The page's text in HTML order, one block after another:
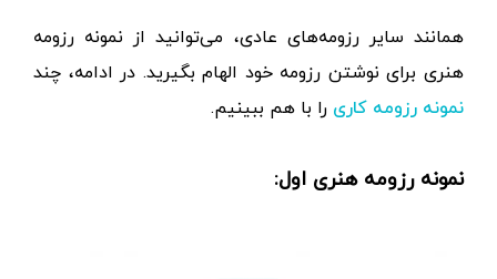
همانند سایر رزومه‌های عادی، می‌توانید از نمونه رزومه
هنری برای نوشتن رزومه خود الهام بگیرید. در ادامه، چند
نمونه رزومه کاری را با هم ببینیم.
نمونه رزومه هنری اول: